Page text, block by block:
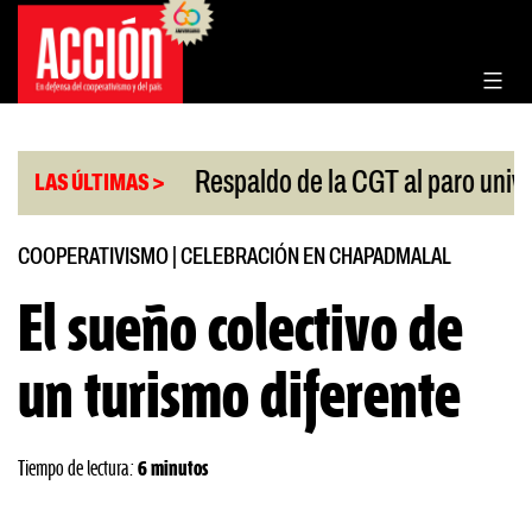
Saltar
contenido
LAS ÚLTIMAS >
| Respaldo de la CGT al paro universitario
COOPERATIVISMO CELEBRACIÓN EN CHAPADMALAL
El sueño colectivo de
un turismo diferente
Tiempo de lectura: 6 minutos